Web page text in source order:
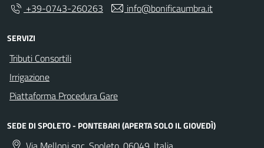
+39-0743-260263
info@bonificaumbra.it
SERVIZI
Tributi Consortili
Irrigazione
Piattaforma Procedura Gare
SEDE DI SPOLETO - PONTEBARI (APERTA SOLO IL GIOVEDÌ)